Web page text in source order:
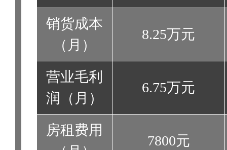
销货成本
（月）
8.25万元
营业毛利
润（月）
6.75万元
房租费用
7800元